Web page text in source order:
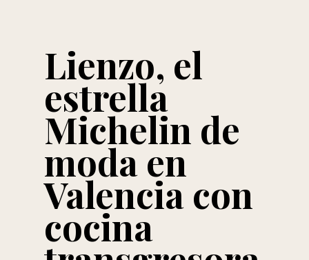
Lienzo, el
estrella
Michelin de
moda en
Valencia con
cocina